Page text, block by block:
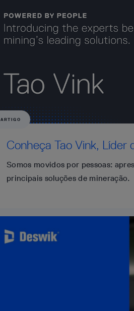
ARTIGO
Conheça Tao Vink, Líder
Somos movidos por pessoas:
principais soluções de mineração.